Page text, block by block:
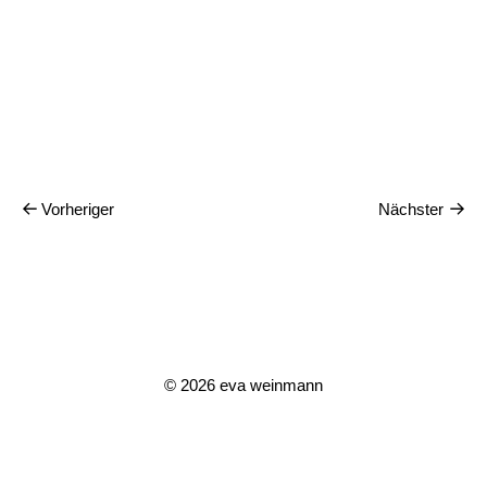
Vorheriger Nächster
© 2026 eva weinmann